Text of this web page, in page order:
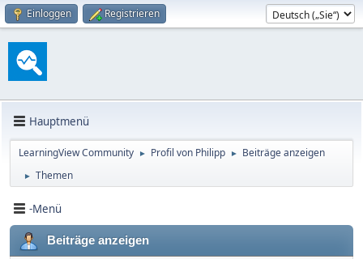
Einloggen Registrieren
Hauptmenü
LearningView Community ► Profil von Philipp ► Beiträge anzeigen
► Themen
-Menü
Beiträge anzeigen